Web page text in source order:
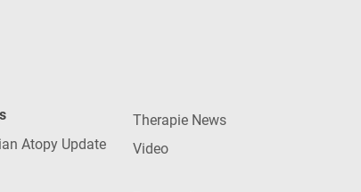
Atopy Update
Therapie News
Video